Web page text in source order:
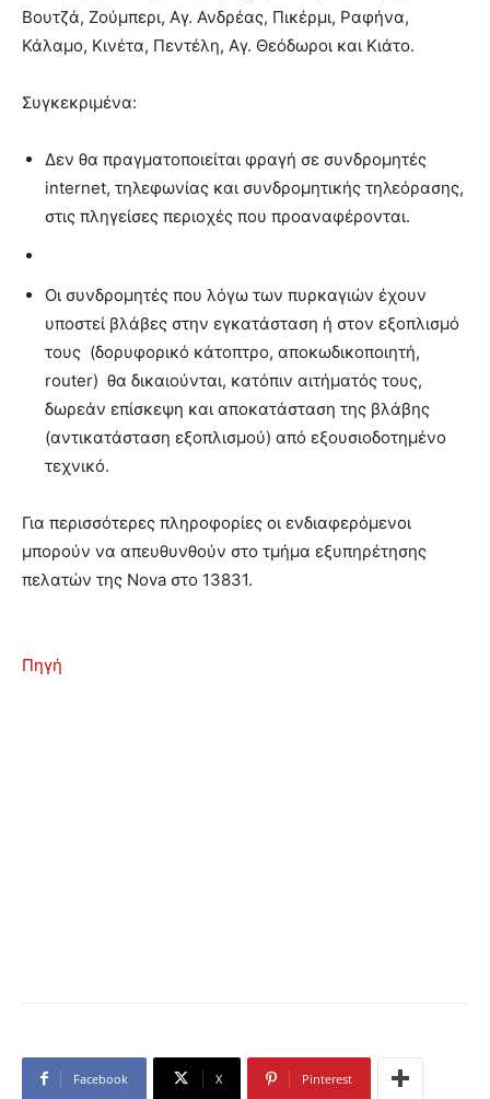
Βουτζά, Ζούμπερι, Αγ. Ανδρέας, Πικέρμι, Ραφήνα,
Κάλαμο, Κινέτα, Πεντέλη, Αγ. Θεόδωροι και Κιάτο.
Συγκεκριμένα:
Δεν θα πραγματοποιείται φραγή σε συνδρομητές
internet, τηλεφωνίας και συνδρομητικής τηλεόρασης,
στις πληγείσες περιοχές που προαναφέρονται.
Οι συνδρομητές που λόγω των πυρκαγιών έχουν
υποστεί βλάβες στην εγκατάσταση ή στον εξοπλισμό
τους (δορυφορικό κάτοπτρο, αποκωδικοποιητή,
router) θα δικαιούνται, κατόπιν αιτήματός τους,
δωρεάν επίσκεψη και αποκατάσταση της βλάβης
(αντικατάσταση εξοπλισμού) από εξουσιοδοτημένο
τεχνικό.
Για περισσότερες πληροφορίες οι ενδιαφερόμενοι
μπορούν να απευθυνθούν στο τμήμα εξυπηρέτησης
πελατών της Nova στο 13831.
Πηγή
Facebook X Pinterest